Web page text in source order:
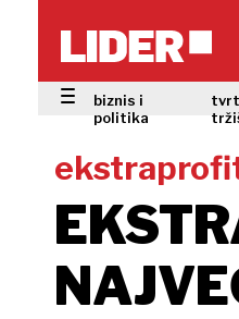
biznis i
politika